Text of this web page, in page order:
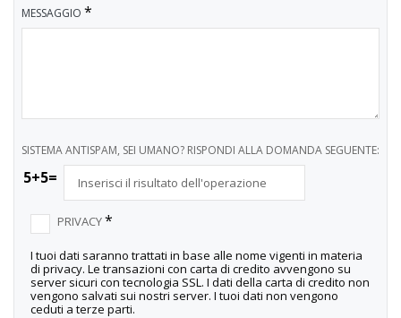
MESSAGGIO *
SISTEMA ANTISPAM, SEI UMANO? RISPONDI ALLA DOMANDA SEGUENTE:
5+5=
PRIVACY*
I tuoi dati saranno trattati in base alle nome vigenti in materia
di privacy. Le transazioni con carta di credito avvengono su
server sicuri con tecnologia SSL. I dati della carta di credito non
vengono salvati sui nostri server. I tuoi dati non vengono
ceduti a terze parti.